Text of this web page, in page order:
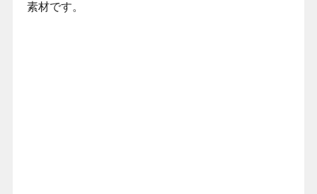
素材です。